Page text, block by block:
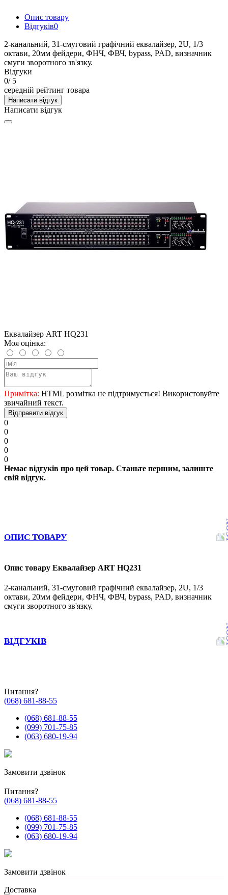
Опис товару
Відгуків0
2-канальний, 31-смуговий графічний еквалайзер, 2U, 1/3
октави, 20мм фейдери, ФНЧ, ФВЧ, bypass, PAD, визначник
смуги зворотного зв'язку.
Відгуки
0/ 5
середній рейтинг товара
Написати відгук
Написати відгук
Еквалайзер ART HQ231
Моя оцінка:
Примітка: HTML розмітка не підтримується! Використовуйте
звичайний текст.
Відправити відгук
0
0
0
0
0
Немає відгуків про цей товар. Станьте першим, залиште
свій відгук.
ОПИС ТОВАРУ
Опис товару Еквалайзер ART HQ231
2-канальний, 31-смуговий графічний еквалайзер, 2U, 1/3
октави, 20мм фейдери, ФНЧ, ФВЧ, bypass, PAD, визначник
смуги зворотного зв'язку.
ВІДГУКІВ
Питання?
(068) 681-88-55
(068) 681-88-55
(099) 701-75-85
(063) 680-19-94
Замовити дзвінок
Питання?
(068) 681-88-55
(068) 681-88-55
(099) 701-75-85
(063) 680-19-94
Замовити дзвінок
Доставка